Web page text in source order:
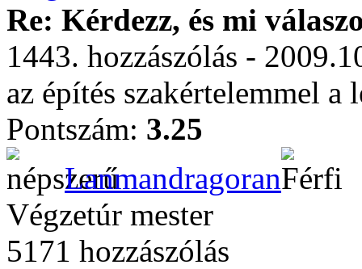
Re: Kérdezz, és mi
1443. hozzászólás -
az építés szakértelemmel a
Pontszám: 3.25
Lanmandragoran
Végzetúr mester
5171 hozzászólás